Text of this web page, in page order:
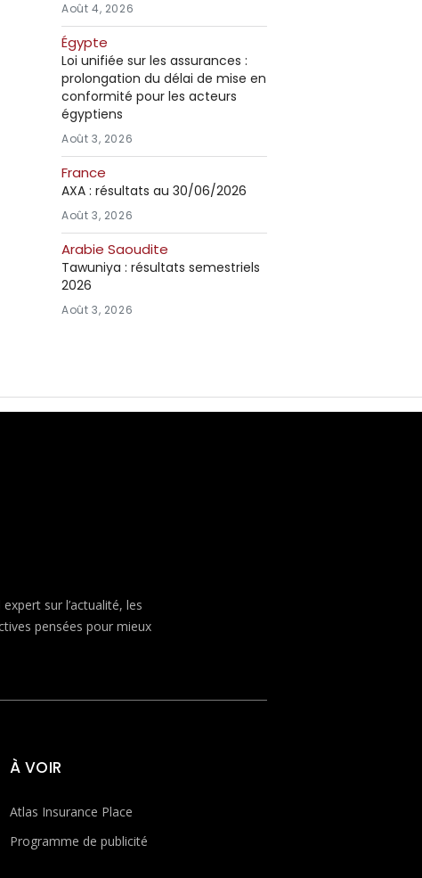
Août 4, 2026
Égypte
Loi unifiée sur les assurances :
prolongation du délai de mise en
conformité pour les acteurs
égyptiens
Août 3, 2026
France
AXA : résultats au 30/06/2026
Août 3, 2026
Arabie Saoudite
Tawuniya : résultats semestriels
2026
Août 3, 2026
sur l’actualité, les
pensées pour mieux
À VOIR
Atlas Insurance Place
Programme de publicité